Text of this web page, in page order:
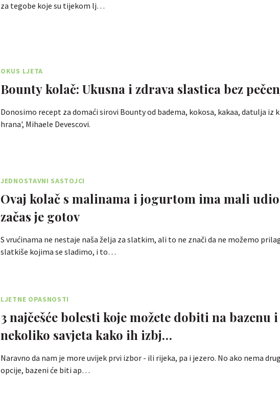
za tegobe koje su tijekom lj…
OKUS LJETA
Bounty kolač: Ukusna i zdrava slastica bez
Donosimo recept za domaći sirovi Bounty od badema, kokosa, kakaa, datulja iz
hrana', Mihaele Devescovi.
JEDNOSTAVNI SASTOJCI
Ovaj kolač s malinama i jogurtom ima mali
začas je gotov
S vrućinama ne nestaje naša želja za slatkim, ali to ne znači da ne možemo
slatkiše kojima se sladimo, i to…
LJETNE OPASNOSTI
3 najčešće bolesti koje možete dobiti na bazenu i
nekoliko savjeta kako ih izbj…
Naravno da nam je more uvijek prvi izbor - ili rijeka, pa i jezero. No ako nema
opcije, bazeni će biti ap…